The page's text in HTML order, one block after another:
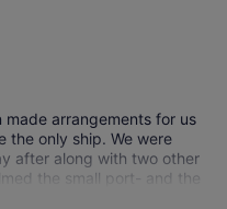
arrangements for us
the only ship. We were
after along with two other
the small port- and the
ships from making a